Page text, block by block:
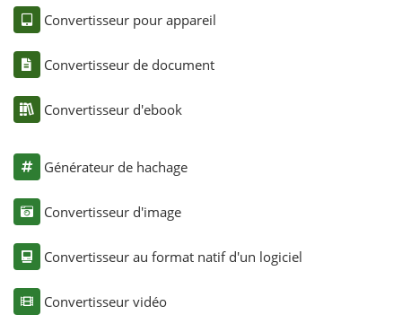
Convertisseur pour appareil
Convertisseur de document
Convertisseur d'ebook
Générateur de hachage
Convertisseur d'image
Convertisseur au format natif d'un logiciel
Convertisseur vidéo